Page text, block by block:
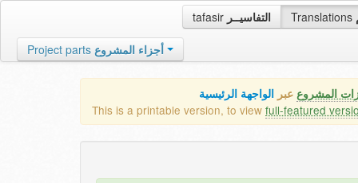
tafasir التفاسيــر Translations
Project parts أجزاء المشروع
المشروع عبر الواجهة الرئيسية
This is a printable version, to view full-featured